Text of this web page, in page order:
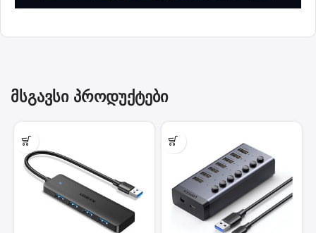
მსგავსი პროდუქტები